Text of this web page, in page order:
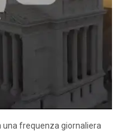
una frequenza giornaliera